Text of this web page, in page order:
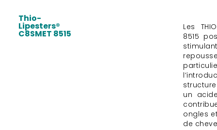
Thio-
Lipesters®
C8SMET 8515
Les
8515
un
ongles
de